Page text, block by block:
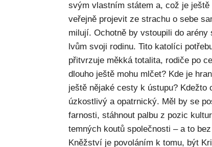
svým vlastním státem a, což je
veřejně projevit ze strachu o sebe
milují. Ochotně by vstoupili do
lvům svoji rodinu. Tito katolíci
přitvrzuje měkká totalita, rodiče po
dlouho ještě mohu mlčet? Kde je
ještě nějaké cesty k ústupu?
úzkostlivý a opatrnický. Měl by se
farnosti, stáhnout palbu z pozic
temných koutů společnosti – a to
Kněžství je povoláním k tomu, být